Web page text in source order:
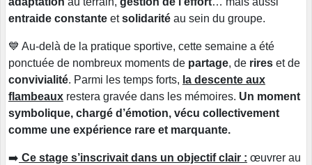
entraide constante etsolidarité au sein du groupe.
💙 Au-delà de la pratique sportive, cette semaine a été
ponctuée de nombreux moments de partage, de rires et de
convivialité. Parmi les temps forts, la descente aux
flambeaux restera gravée dans les mémoires. Un moment
symbolique, chargé d’émotion, vécu collectivement
comme une expérience rare et marquante.
➡️ Ce stage s’inscrivait dans un objectif clair : œuvrer au